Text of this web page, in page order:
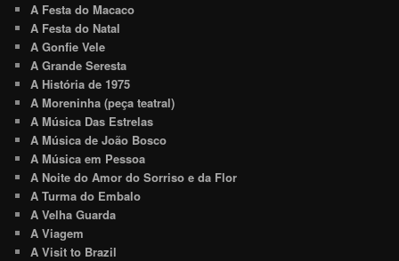
A Festa do Macaco
A Festa do Natal
A Gonfie Vele
A Grande Seresta
A História de 1975
A Moreninha (peça teatral)
A Música Das Estrelas
A Música de João Bosco
A Música em Pessoa
A Noite do Amor do Sorriso e da Flor
A Turma do Embalo
A Velha Guarda
A Viagem
A Visit to Brazil